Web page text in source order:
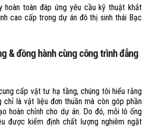
hoàn toàn đáp ứng yêu cầu kỹ thuật khắt
cao cấp trong dự án đô thị sinh thái Bạc
& đồng hành cùng công trình đẳng
cấp vật tư hạ tầng, chúng tôi hiểu rằng
chỉ là vật liệu đơn thuần mà còn góp phần
hoàn chỉnh cho dự án. Do đó, mỗi lô ống
được kiểm định chất lượng nghiêm ngặt